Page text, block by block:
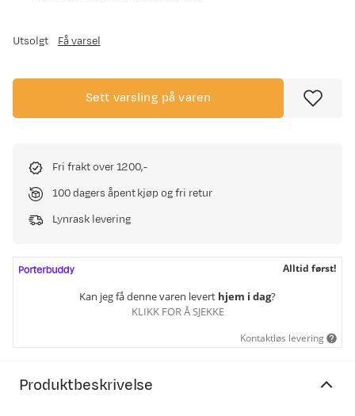
Utsolgt Få varsel
Sett varsling på varen
Fri frakt over 1200,-
100 dagers åpent kjøp og fri retur
Lynrask levering
Alltid først!
Kan jeg få denne varen levert hjem i dag?
KLIKK FOR Å SJEKKE
Kontaktløs levering
Produktbeskrivelse